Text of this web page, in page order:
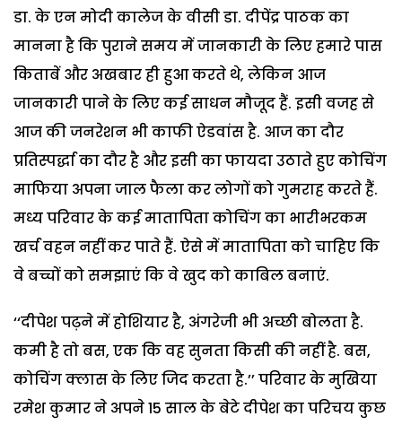
डा. के एन मोदी कालेज के वीसी डा. दीपेंद्र पाठक का
मानना है कि पुराने समय में जानकारी के लिए हमारे पास
किताबें और अखबार ही हुआ करते थे, लेकिन आज
जानकारी पाने के लिए कई साधन मौजूद हैं. इसी वजह से
आज की जनरेशन भी काफी ऐडवांस है. आज का दौर
प्रतिस्पर्द्धा का दौर है और इसी का फायदा उठाते हुए कोचिंग
माफिया अपना जाल फैला कर लोगों को गुमराह करते हैं.
मध्य परिवार के कई मातापिता कोचिंग का भारीभरकम
खर्च वहन नहीं कर पाते हैं. ऐसे में मातापिता को चाहिए कि
वे बच्चों को समझाएं कि वे खुद को काबिल बनाएं.
‘‘दीपेश पढ़ने में होशियार है, अंगरेजी भी अच्छी बोलता है.
कमी है तो बस, एक कि वह सुनता किसी की नहीं है. बस,
कोचिंग क्लास के लिए जिद करता है.’’ परिवार के मुखिया
रमेश कुमार ने अपने 15 साल के बेटे दीपेश का परिचय कुछ